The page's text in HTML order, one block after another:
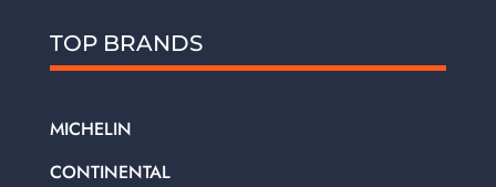
TOP BRANDS
MICHELIN
CONTINENTAL